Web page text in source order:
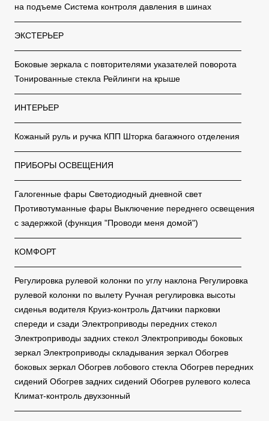
на подъеме Система контроля давления в шинах
———————————————————————————
ЭКСТЕРЬЕР
———————————————————————————
Боковые зеркала с повторителями указателей поворота
Тонированные стекла Рейлинги на крыше
———————————————————————————
ИНТЕРЬЕР
———————————————————————————
Кожаный руль и ручка КПП Шторка багажного отделения
———————————————————————————
ПРИБОРЫ ОСВЕЩЕНИЯ
———————————————————————————
Галогенные фары Светодиодный дневной свет
Противотуманные фары Выключение переднего освещения
с задержкой (функция "Проводи меня домой")
———————————————————————————
КОМФОРТ
———————————————————————————
Регулировка рулевой колонки по углу наклона Регулировка
рулевой колонки по вылету Ручная регулировка высоты
сиденья водителя Круиз-контроль Датчики парковки
спереди и сзади Электроприводы передних стекол
Электроприводы задних стекол Электроприводы боковых
зеркал Электроприводы складывания зеркал Обогрев
боковых зеркал Обогрев лобового стекла Обогрев передних
сидений Обогрев задних сидений Обогрев рулевого колеса
Климат-контроль двухзонный
———————————————————————————